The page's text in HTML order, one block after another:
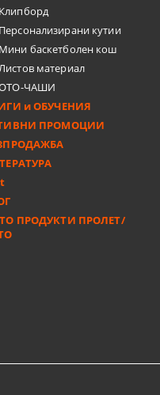
Клипборд
Персонализирани кутии
Мини баскетболен кош
материал
ЧАШИ
и ОБУЧЕНИЯ
ПРОМОЦИИ
ПРОДУКТИ ПРОЛЕТ/